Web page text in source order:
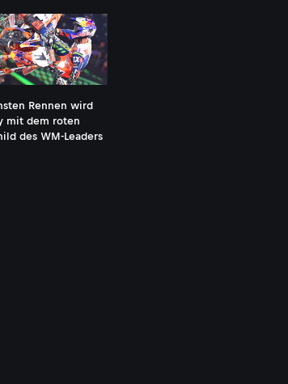
Rennen wird
mit dem roten
des WM-Leaders